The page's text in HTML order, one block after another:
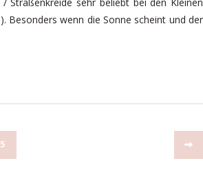
Besonders wenn die Sonne scheint und der
5